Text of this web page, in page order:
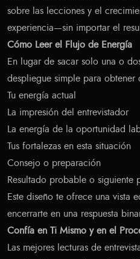
sobre las lecciones y el
experiencia—sin importar el
Cómo Leer el Flujo de Energía
En lugar de sacar solo una o
despliegue simple para obtener
Tu energía actual
La impresión del entrevistador
La energía de la oportunidad
Tus fortalezas en esta situación
Consejo o preparación
Resultado probable o siguiente
Este diseño te ofrece una vista
encerrarte en una respuesta
Confía en Ti Mismo y en el
Las mejores lecturas de